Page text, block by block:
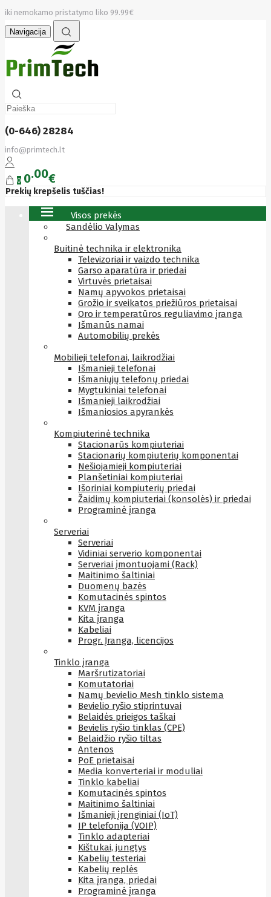
iki nemokamo pristatymo liko 99.99€
Navigacija
(0-646) 28284
info@primtech.lt
0 0 00€
Prekių krepšelis tuščias!
Visos prekės
Sandėlio Valymas
Buitinė technika ir elektronika
Televizoriai ir vaizdo technika
Garso aparatūra ir priedai
Virtuvės prietaisai
Namų apyvokos prietaisai
Grožio ir sveikatos priežiūros prietaisai
Oro ir temperatūros reguliavimo įranga
Išmanūs namai
Automobilių prekės
Mobilieji telefonai, laikrodžiai
Išmanieji telefonai
Išmaniųjų telefonų priedai
Mygtukiniai telefonai
Išmanieji laikrodžiai
Išmaniosios apyrankės
Kompiuterinė technika
Stacionarūs kompiuteriai
Stacionarių kompiuterių komponentai
Nešiojamieji kompiuteriai
Planšetiniai kompiuteriai
Išoriniai kompiuterių priedai
Žaidimų kompiuteriai (konsolės) ir priedai
Programinė įranga
Serveriai
Serveriai
Vidiniai serverio komponentai
Serveriai įmontuojami (Rack)
Maitinimo šaltiniai
Duomenų bazės
Komutacinės spintos
KVM įranga
Kita įranga
Kabeliai
Progr. Įranga, licencijos
Tinklo įranga
Maršrutizatoriai
Komutatoriai
Namų bevielio Mesh tinklo sistema
Bevielio ryšio stiprintuvai
Belaidės prieigos taškai
Bevielis ryšio tinklas (CPE)
Belaidžio ryšio tiltas
Antenos
PoE prietaisai
Media konverteriai ir moduliai
Tinklo kabeliai
Komutacinės spintos
Maitinimo šaltiniai
Išmanieji įrenginiai (IoT)
IP telefonija (VOIP)
Tinklo adapteriai
Kištukai, jungtys
Kabelių testeriai
Kabelių replės
Kita įranga, priedai
Programinė įranga